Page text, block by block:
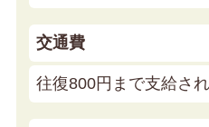
交通費
往復800円まで支給され